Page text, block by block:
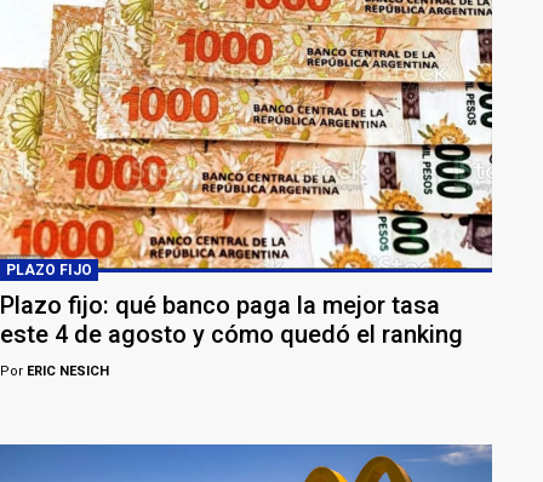
PLAZO FIJO
Plazo fijo: qué banco paga la mejor tasa
este 4 de agosto y cómo quedó el ranking
Por ERIC NESICH